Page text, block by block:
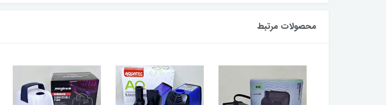
محصولات مرتبط